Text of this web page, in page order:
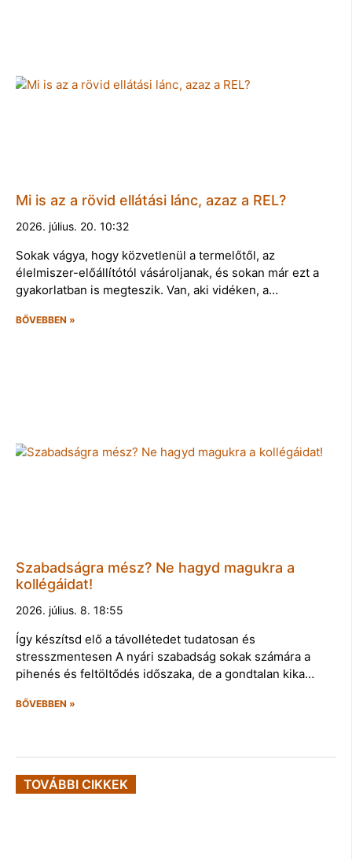
Mi is az a rövid ellátási lánc, azaz a REL?
2026. július. 20. 10:32
Sokak vágya, hogy közvetlenül a termelőtől, az
élelmiszer-előállítótól vásároljanak, és sokan már ezt a
gyakorlatban is megteszik. Van, aki vidéken, a…
BŐVEBBEN »
Szabadságra mész? Ne hagyd magukra a
kollégáidat!
2026. július. 8. 18:55
Így készítsd elő a távollétedet tudatosan és
stresszmentesen A nyári szabadság sokak számára a
pihenés és feltöltődés időszaka, de a gondtalan kika…
BŐVEBBEN »
TOVÁBBI CIKKEK